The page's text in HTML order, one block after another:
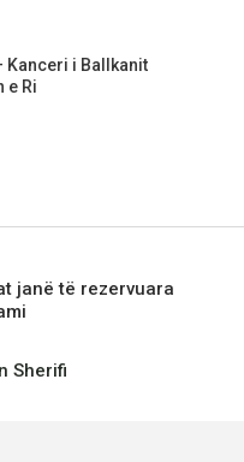
Kanceri i Ballkanit
e Ri
janë të rezervuara
Sherifi